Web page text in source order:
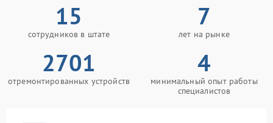
15
сотрудников в штате
7
лет на рынке
2701
отремонтированных устройств
4
минимальный опыт работы
специалистов